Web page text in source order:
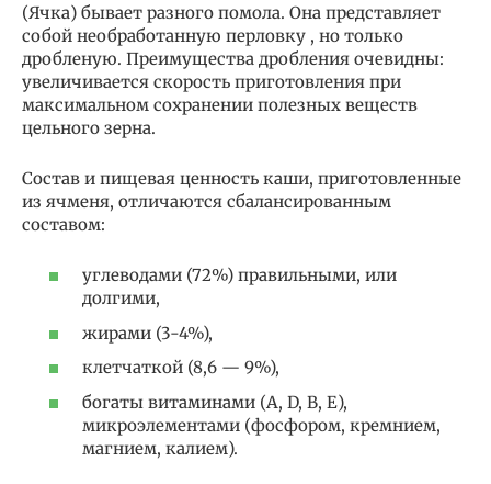
(Ячка) бывает разного помола. Она представляет
собой необработанную перловку , но только
дробленую. Преимущества дробления очевидны:
увеличивается скорость приготовления при
максимальном сохранении полезных веществ
цельного зерна.
Состав и пищевая ценность каши, приготовленные
из ячменя, отличаются сбалансированным
составом:
углеводами (72%) правильными, или
долгими,
жирами (3-4%),
клетчаткой (8,6 — 9%),
богаты витаминами (А, D, B, E),
микроэлементами (фосфором, кремнием,
магнием, калием).